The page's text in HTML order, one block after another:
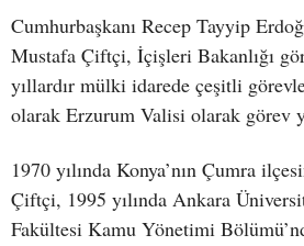
Cumhurbaşkanı Recep Tayyip
Mustafa Çiftçi, İçişleri Bakanlığı
yıllardır mülki idarede çeşitli
olarak Erzurum Valisi olarak görev
1970 yılında Konya’nın Çumra
Çiftçi, 1995 yılında Ankara
Fakültesi Kamu Yönetimi